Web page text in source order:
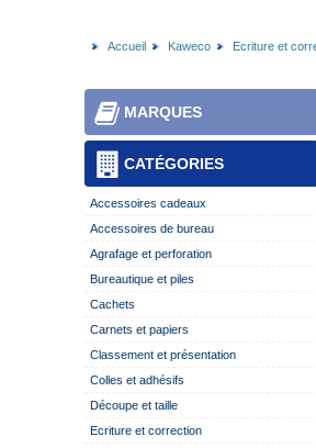
Accueil Kaweco Ecriture et
CATÉGORIES
MARQUES
Accessoires cadeaux
Accessoires de bureau
Agrafage et perforation
Bureautique et piles
Cachets
Carnets et papiers
Classement et présentation
Colles et adhésifs
Découpe et taille
Ecriture et correction